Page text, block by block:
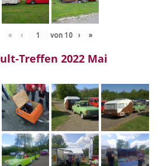
« ‹ von 10 › »
Treffen 2022 Mai